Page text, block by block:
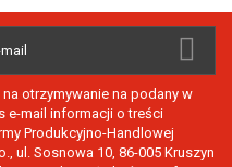
otrzymywanie na podany w
e-mail informacji o treści
Produkcyjno-Handlowej
ul. Sosnowa 10, 86-005 Kruszyn